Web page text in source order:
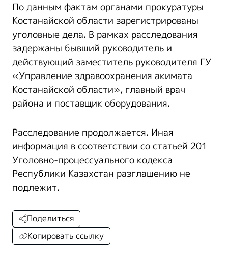
По данным фактам органами прокуратуры
Костанайской области зарегистрированы
уголовные дела. В рамках расследования
задержаны бывший руководитель и
действующий заместитель руководителя ГУ
«Управление здравоохранения акимата
Костанайской области», главный врач
района и поставщик оборудования.
Расследование продолжается. Иная
информация в соответствии со статьей 201
Уголовно-процессуального кодекса
Республики Казахстан разглашению не
подлежит.
Поделиться
Копировать ссылку